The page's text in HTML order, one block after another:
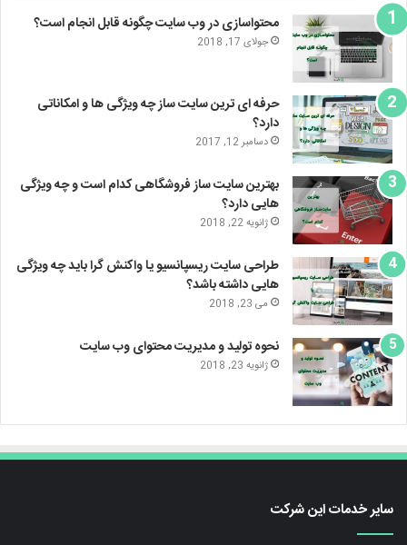
محتواسازی در وب سایت چگونه قابل انجام است؟
جولای 17, 2018
حرفه ای ترین سایت ساز چه ویژگی ها و امکاناتی
دارد؟
دسامبر 12, 2017
بهترین سایت ساز فروشگاهی کدام است و چه ویژگی
هایی دارد؟
ژانویه 22, 2018
طراحی سایت ریسپانسیو یا واکنش گرا باید چه ویژگی
هایی داشته باشد؟
می 23, 2018
نحوه تولید و مدیریت محتوای وب سایت
ژانویه 23, 2018
سایر خدمات این شرکت